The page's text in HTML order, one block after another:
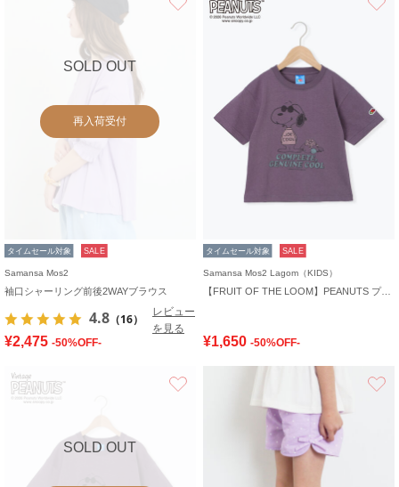
SOLD OUT
再入荷受付
タイムセール対象 SALE
Samansa Mos2
袖口シャーリング前後2WAYブラウス
4.8 （16）
レビュー
を見る
¥2,475 -50%OFF-
タイムセール対象 SALE
Samansa Mos2 Lagom（KIDS）
【FRUIT OF THE LOOM】PEANUTS プリント半袖T
¥1,650 -50%OFF-
SOLD OUT